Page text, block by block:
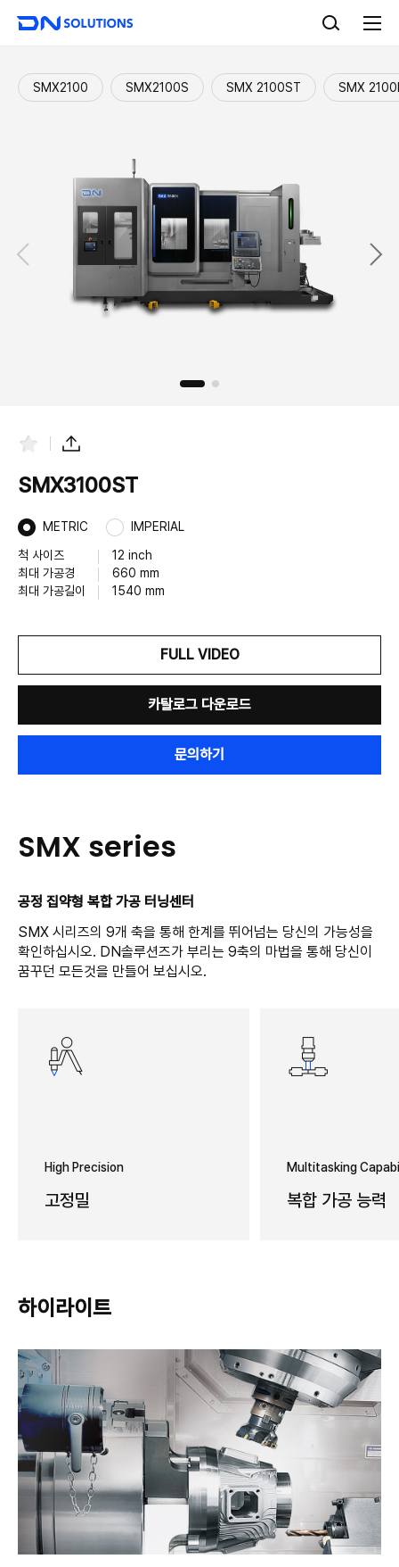
D
N
l
u
전
뉴
SMX2100
SMX2100S SMX 2100ST SMX
찾
기
공
하
기
SMX3100ST
METRIC
IMPERIAL
척 사이즈
12 inch
최대 가공경
660 mm
최대 가공길이
1540 mm
FULL VIDEO
카탈로그 다운로드
문의하기
SMX series
공정 집약형 복합 가공 터닝센터
SMX 시리즈의 9개 축을 통해 한계를 뛰어넘는 당신의 가능성을
확인하십시오. DN솔루션즈가 부리는 9축의 마법을 통해 당신이
꿈꾸던 모든것을 만들어 보십시오.
High Precision
고정밀
Multitasking
복합 가공 능력
하이라이트